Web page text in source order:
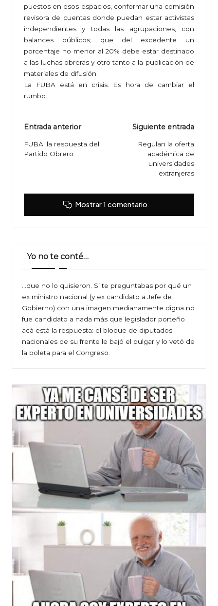
puestos en esos espacios, conformar una comisión
revisora de cuentas donde puedan estar activistas
independientes y todas las agrupaciones, con
balances públicos; que del excedente un
porcentaje no menor al 20% debe estar destinado
a las luchas obreras y otro tanto a la publicación de
materiales de difusión.
La FUBA está en crisis. Es hora de cambiar el
rumbo.
Navegación
de
entradas
Entrada anterior
FUBA: la respuesta del
Partido Obrero
Siguiente entrada
Regulan la oferta
académica de
universidades
extranjeras
Mostrar 1 comentario
Yo no te conté…
…que no lo quisieron. Si te preguntabas por qué un
ex ministro nacional (y ex candidato a Jefe de
Gobierno) con una imagen medianamente digna no
fue candidato a nada más que legislador porteño
acá está la respuesta: el bloque de diputados
nacionales de su frente le bajó el pulgar y lo vetó de
la boleta para el Congreso.